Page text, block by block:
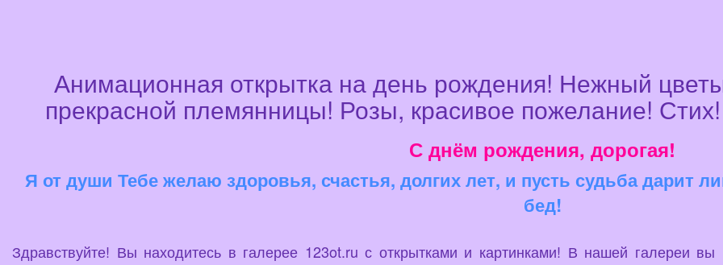
Анимационная открытка на день рождения! Нежный
прекрасной племянницы! Розы, красивое пожелание!
С днём рождения, дорогая!
Я от души Тебе желаю здоровья, счастья, долгих лет, и пусть судьба дарит
бед!
Здравствуйте! Вы находитесь в галерее 123ot.ru с открытками и картинками! В нашей галереи